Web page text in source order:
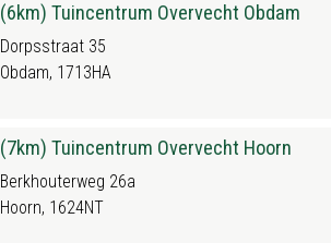
(6km) Tuincentrum Overvecht Obdam
Dorpsstraat 35
Obdam, 1713HA
(7km) Tuincentrum Overvecht Hoorn
Berkhouterweg 26a
Hoorn, 1624NT